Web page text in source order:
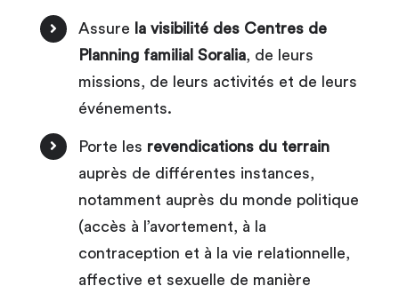
Assure
la visibilité des Centres de
Planning familial Soralia, de leurs
missions, de leurs activités et de leurs
événements.
Porte les revendications du terrain
auprès de différentes instances,
notamment auprès du monde politique
(accès à l’avortement, à la
contraception et à la vie relationnelle,
affective et sexuelle de manière